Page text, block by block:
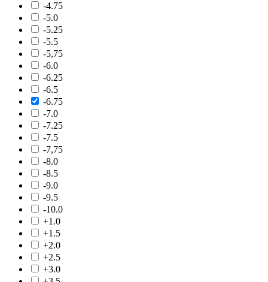
-4.75
-5.0
-5.25
-5.5
-5,75
-6.0
-6.25
-6.5
-6.75
-7.0
-7.25
-7.5
-7,75
-8.0
-8.5
-9.0
-9.5
-10.0
+1.0
+1.5
+2.0
+2.5
+3.0